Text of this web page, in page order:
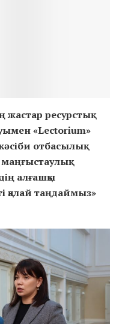
ресурстық
«Lectorium»
отбасылық
алғашқы
қалай таңдаймыз»